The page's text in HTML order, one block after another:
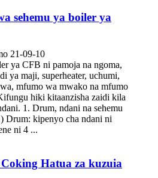
sehemu ya boiler ya
21-09-10
ya CFB ni pamoja na ngoma,
ya maji, superheater, uchumi,
mfumo wa mwako na mfumo
hiki kitaanzisha zaidi kila
1. Drum, ndani na sehemu
Drum: kipenyo cha ndani ni
ni 4 ...
Hatua za kuzuia